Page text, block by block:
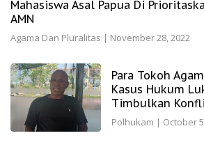
Mahasiswa Asal Papua Di
AMN
Agama Dan Pluralitas | November 28, 2022
Para Tokoh
Kasus Hukum
Timbulkan
Polhukam | October